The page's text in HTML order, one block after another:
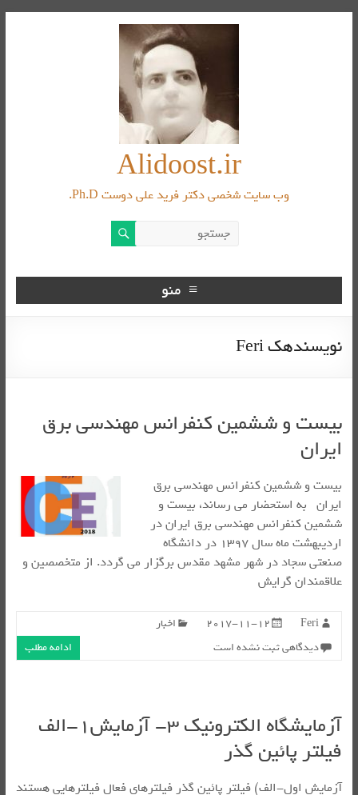
Alidoost.ir
وب سایت شخصی دکتر فرید علی دوست Ph.D.
منو
نویسندهکFeri
بیست و ششمین کنفرانس مهندسی برق
ایران
بیست و ششمین کنفرانس مهندسی برق
ایران به استحضار می رساند، بیست و
ششمین کنفرانس مهندسی برق ایران در
اردیبهشت ماه سال ۱۳۹۷ در دانشگاه
صنعتی سجاد در شهر مشهد مقدس برگزار می گردد. از متخصصین و
علاقمندان گرایش
Feri
2017-11-12
اخبار
دیدگاهی ثبت نشده است
ادامه مطلب
آزمایشگاه الکترونیک ۳- آزمایش۱-الف
فیلتر پائین گذر
آزمایش اول-الف) فیلتر پائین گذر فیلترهای فعال فیلترهایی هستند